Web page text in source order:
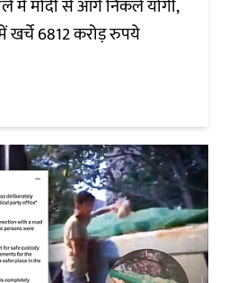
में मोदी से आगे निकले योगी,
खर्चे 6812 करोड़ रुपये